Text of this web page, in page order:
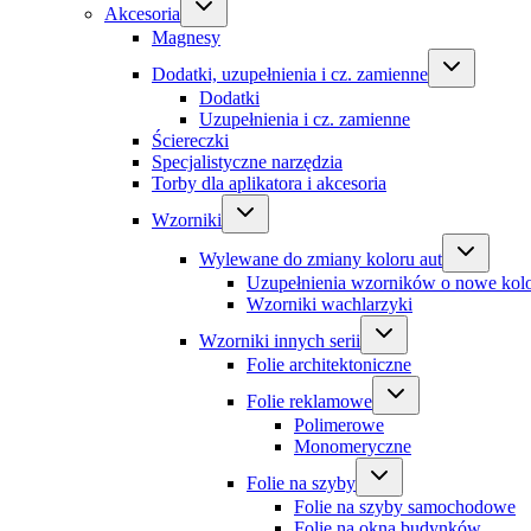
Akcesoria
Magnesy
Dodatki, uzupełnienia i cz. zamienne
Dodatki
Uzupełnienia i cz. zamienne
Ściereczki
Specjalistyczne narzędzia
Torby dla aplikatora i akcesoria
Wzorniki
Wylewane do zmiany koloru aut
Uzupełnienia wzorników o nowe
Wzorniki wachlarzyki
Wzorniki innych serii
Folie architektoniczne
Folie reklamowe
Polimerowe
Monomeryczne
Folie na szyby
Folie na szyby samochodowe